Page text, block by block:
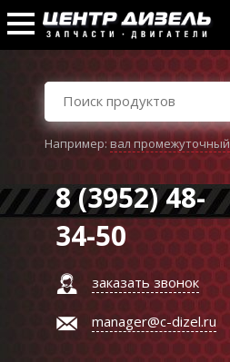
Например:вал промежуточный
8 (3952) 48-
34-50
заказать звонок
manager@c-dizel.ru